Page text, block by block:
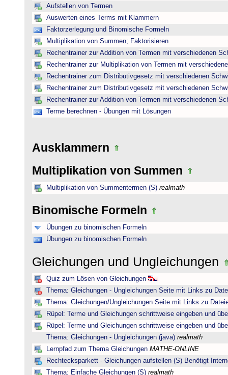
Aufstellen von Termen
Auswerten eines Terms mit Klammern
Faktorzerlegung und Binomische Formeln
Multiplikation von Summen; Faktorisieren
Rechentrainer zur Addition von Termen mit verschiedenen
Rechentrainer zur Multiplikation von Termen mit
Rechentrainer zum Distributivgesetz mit verschiedenen
Rechentrainer zum Distributivgesetz mit verschiedenen
Rechentrainer zur Addition von Termen mit verschiedenen
Terme berechnen - Übungen mit Lösungen
Ausklammern
Multiplikation von Summen
Multiplikation von Summentermen (S) realmath
Binomische Formeln
Übungen zu binomischen Formeln
Übungen zu binomischen Formeln
Gleichungen und Ungleichungen
Quiz zum Lösen von Gleichungen
Thema: Gleichungen - Ungleichungen Seite mit Links zu
Thema: Gleichungen/Ungleichungen Seite mit Links zu
Rüpel: Terme und Gleichungen schrittweise eingeben und
Rüpel: Terme und Gleichungen schrittweise eingeben und
Thema: Gleichungen - Ungleichungen (java) realmath
Lernpfad zum Thema Gleichungen MATHE-ONLINE
Rechtecksparkett - Gleichungen aufstellen (S) Benötigt
Thema: Einfache Gleichungen (S) realmath